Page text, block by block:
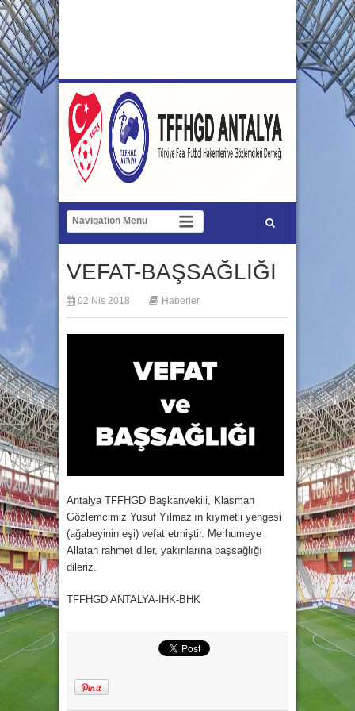
VEFAT-BAŞSAĞLIĞI
02 Nis 2018 Haberler
Antalya TFFHGD Başkanvekili, Klasman
Gözlemcimiz Yusuf Yılmaz’ın kıymetli yengesi
(ağabeyinin eşi) vefat etmiştir. Merhumeye
Allatan rahmet diler, yakınlarına başsağlığı
dileriz.
TFFHGD ANTALYA-İHK-BHK